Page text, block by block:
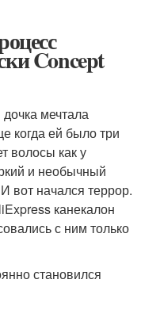
Concept
мечтала
когда ей было три
волосы как у
и необычный
вот начался террор.
канекалон
с ним только
становился